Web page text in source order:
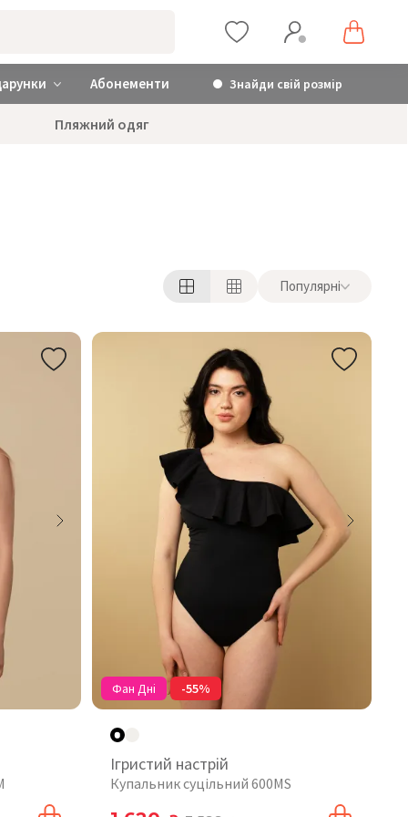
Абонементи Знайди свій розмір
Пляжний одяг
Популярні
Фан Дні -55%
Ігристий настрій
Купальник суцільний 600MS